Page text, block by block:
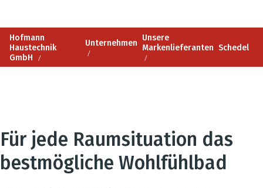
Hofmann
Haustechnik
GmbH
Unternehmen Unsere
Markenlieferanten Schedel
Für jede Raumsituation das
bestmögliche Wohlfühlbad